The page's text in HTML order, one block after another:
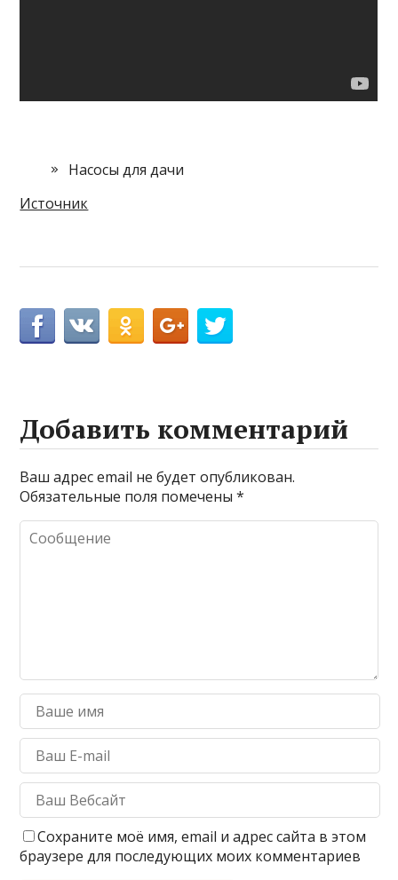
Насосы для дачи
Источник
Добавить комментарий
Ваш адрес email не будет опубликован.
Обязательные поля помечены*
Сохраните моё имя, email и адрес сайта в этом
браузере для последующих моих комментариев